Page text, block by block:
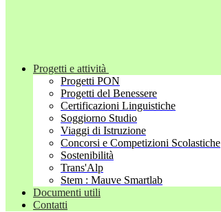
Progetti e attività
Progetti PON
Progetti del Benessere
Certificazioni Linguistiche
Soggiorno Studio
Viaggi di Istruzione
Concorsi e Competizioni Scolastiche
Sostenibilità
Trans'Alp
Stem : Mauve Smartlab
Documenti utili
Contatti